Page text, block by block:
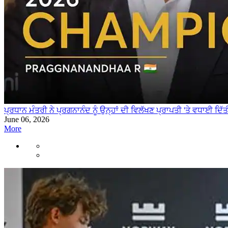
ਪ੍ਰਧਾਨ ਮੰਤਰੀ ਨੇ ਪ੍ਰਗਨਾਨੰਦ ਨੂੰ ਉਨ੍ਹਾਂ ਦੀ ਵਿਲੱਖਣ ਪ੍ਰਾਪਤੀ 'ਤੇ ਵਧਾਈ
June 06, 2026
More